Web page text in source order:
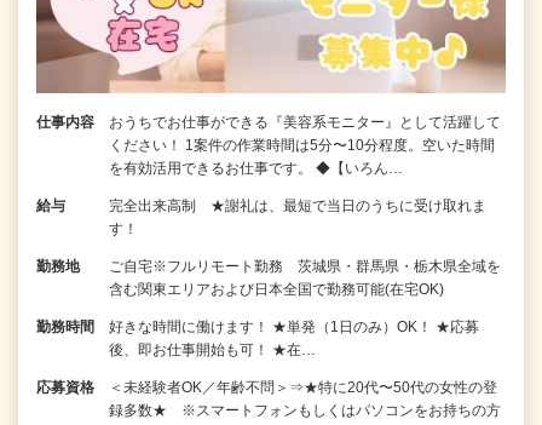
仕事内容
おうちでお仕事ができる『美容系モニター』として活躍して
ください！ 1案件の作業時間は5分〜10分程度。空いた時間
を有効活用できるお仕事です。 ◆【いろん…
給与
完全出来高制 ★謝礼は、最短で当日のうちに受け取れま
す！
勤務地
ご自宅※フルリモート勤務 茨城県・群馬県・栃木県全域を
含む関東エリアおよび日本全国で勤務可能(在宅OK)
勤務時間
好きな時間に働けます！ ★単発（1日のみ）OK！ ★応募
後、即お仕事開始も可！ ★在…
応募資格
＜未経験者OK／年齢不問＞⇒★特に20代〜50代の女性の登
録多数★ ※スマートフォンもしくはパソコンをお持ちの方